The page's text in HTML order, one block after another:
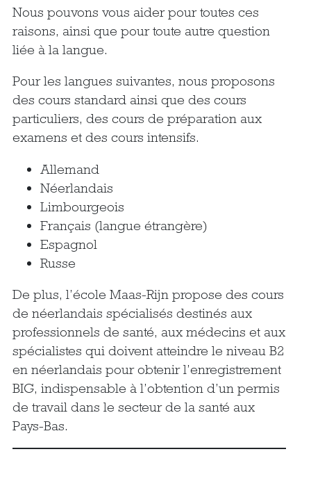
Nous pouvons vous aider pour toutes ces
raisons, ainsi que pour toute autre question
liée à la langue.
Pour les langues suivantes, nous proposons
des cours standard ainsi que des cours
particuliers, des cours de préparation aux
examens et des cours intensifs.
Allemand
Néerlandais
Limbourgeois
Français (langue étrangère)
Espagnol
Russe
De plus, l’école Maas-Rijn propose des cours
de néerlandais spécialisés destinés aux
professionnels de santé, aux médecins et aux
spécialistes qui doivent atteindre le niveau B2
en néerlandais pour obtenir l’enregistrement
BIG, indispensable à l’obtention d’un permis
de travail dans le secteur de la santé aux
Pays-Bas.